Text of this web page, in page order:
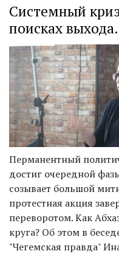
Системный
поисках выхода.
Перманентный
достиг очередной
созывает большой
протестная акция
переворотом. Как
круга? Об этом в
"Чегемская правда"